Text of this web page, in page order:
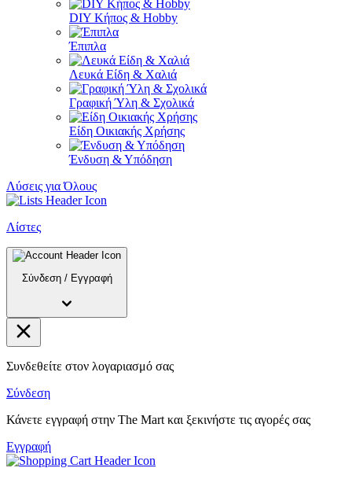
DIY Κήπος & Hobby
Έπιπλα
Λευκά Είδη & Χαλιά
Γραφική Ύλη & Σχολικά
Είδη Οικιακής Χρήσης
Ένδυση & Υπόδηση
Λύσεις για Όλους
Λίστες
Σύνδεση / Εγγραφή
Συνδεθείτε στον λογαριασμό σας
Σύνδεση
Κάνετε εγγραφή στην The Mart και ξεκινήστε τις αγορές σας
Εγγραφή